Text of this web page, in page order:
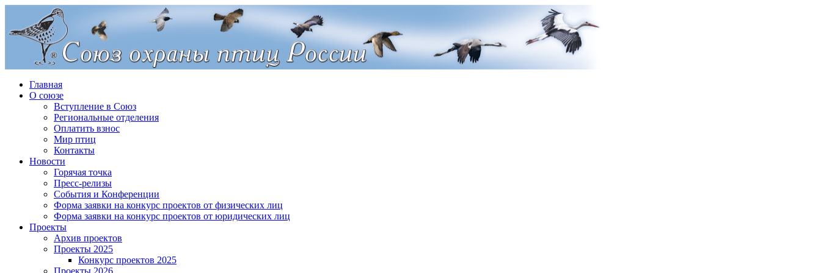
Главная
О союзе
Вступление в Союз
Региональные отделения
Оплатить взнос
Мир птиц
Контакты
Новости
Горячая точка
Пресс-релизы
События и Конференции
Форма заявки на конкурс проектов от физических лиц
Форма заявки на конкурс проектов от юридических лиц
Проекты
Архив проектов
Проекты 2025
Конкурс проектов 2025
Проекты 2026